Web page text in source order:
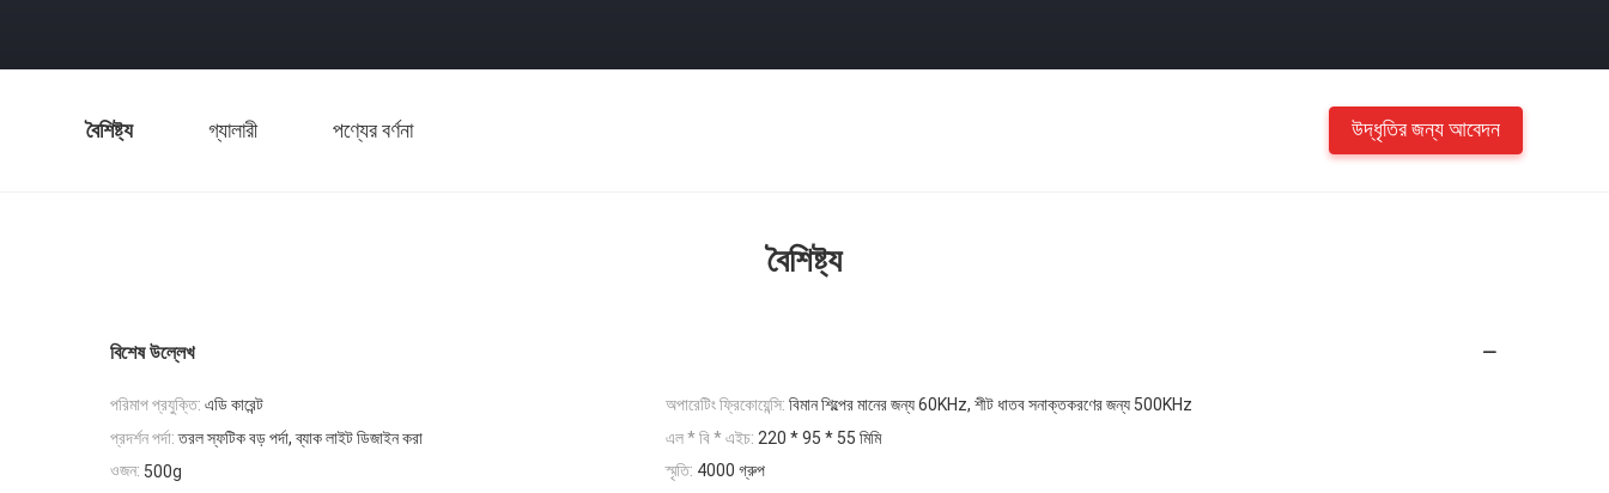
বৈশিষ্ট্য গ্যালারী পণ্যের বর্ণনা উদ্ধৃতির জন্য আবেদন
বৈশিষ্ট্য
বিশেষ উল্লেখ
পরিমাপ প্রযুক্তি: এডি কারেন্ট অপারেটিং ফ্রিকোয়েন্সি: বিমান শিল্পের মানের জন্য 60KHz, শীট ধাতব সনাক্তকরণের জন্য 500KHz
প্রদর্শন পর্দা: তরল স্ফটিক বড় পর্দা, ব্যাক লাইট ডিজাইন করা এল * বি * এইচ: 220 * 95 * 55 মিমি
ওজন: 500g স্মৃতি: 4000 গ্রুপ